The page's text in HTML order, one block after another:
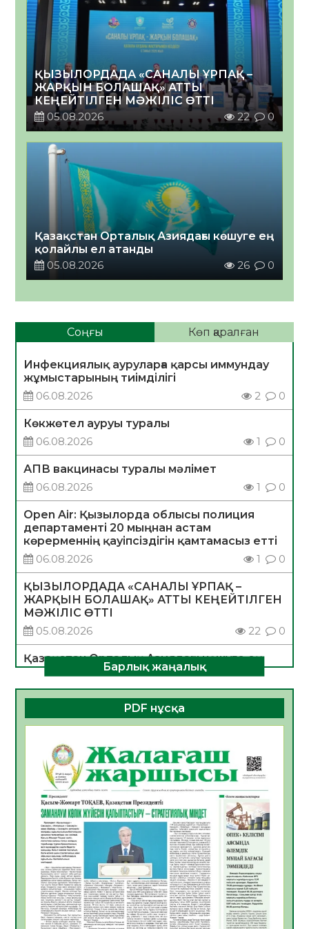
ҚЫЗЫЛОРДАДА «САНАЛЫ ҰРПАҚ –
ЖАРҚЫН БОЛАШАҚ» АТТЫ
КЕҢЕЙТІЛГЕН МӘЖІЛІС ӨТТІ
05.08.2026
22 0
Қазақстан Орталық Азиядағы көшуге ең
қолайлы ел атанды
05.08.2026
26 0
Соңғы Көп қаралған
Инфекциялық ауруларға қарсы иммундау
жұмыстарының тиімділігі
06.08.2026
2 0
Көкжөтел ауруы туралы
06.08.2026
1 0
АПВ вакцинасы туралы мәлімет
06.08.2026
1 0
Open Air: Қызылорда облысы полиция
департаменті 20 мыңнан астам
көрерменнің қауіпсіздігін қамтамасыз етті
06.08.2026
1 0
ҚЫЗЫЛОРДАДА «САНАЛЫ ҰРПАҚ –
ЖАРҚЫН БОЛАШАҚ» АТТЫ КЕҢЕЙТІЛГЕН
МӘЖІЛІС ӨТТІ
05.08.2026
22 0
Қазақстан Орталық Азиядағы көшуге ең
қолайлы ел атанды
05.08.2026
26 0
Өрт қауіпсіздігі талаптарын сақтау – әр
азаматтың міндеті
05.08.2026
Руслан Рүстемұлы облыс әкімінің
кеңесшісі болып тағайындалды
05.08.2026
22
Цифрландыру саласын дамыту аясында
салынатын жаңа орталықтың жобасы
талқыланды
05.08.2026
21
Алғашқы цифрлық жасанды интеллект
құралдарының таныстырылымы өтті
Барлық жаңалық
PDF нұсқа